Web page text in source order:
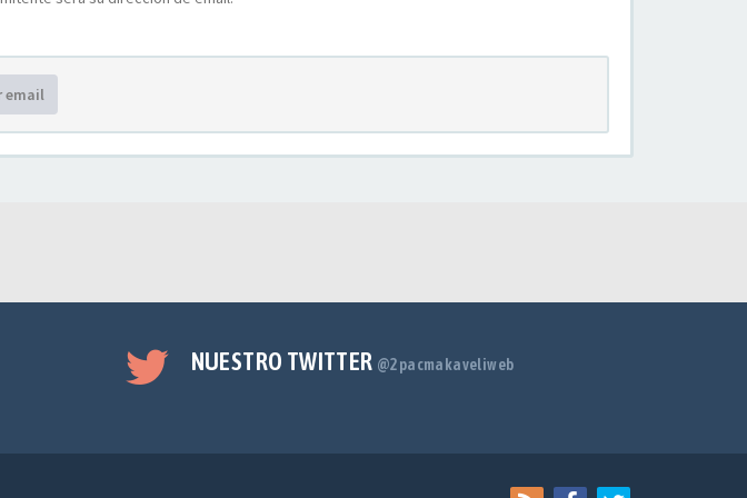
email
NUESTRO TWITTER @2pacmakaveliweb